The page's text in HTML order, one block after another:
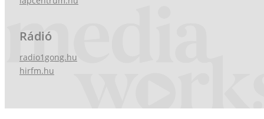
Rádió
radio1gong.hu
hirfm.hu